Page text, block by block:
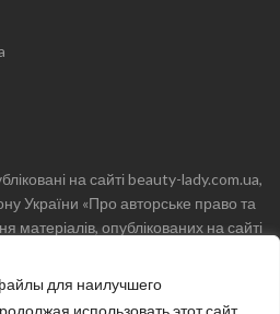
для наилучшего
использовать этот сайт,
на сайті beauty-lady.com.ua,
України «Про авторське право та
матеріалів, опублікованих на сайті